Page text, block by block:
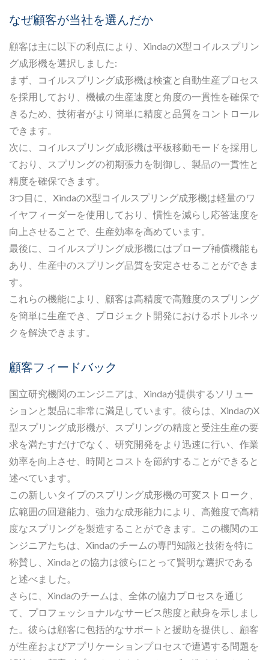
なぜ顧客が当社を選んだか
顧客は主に以下の利点により、XindaのX型コイルスプリン
グ成形機を選択しました:
まず、コイルスプリング成形機は検査と自動生産プロセス
を採用しており、機械の生産速度と角度の一貫性を確保で
きるため、技術者がより簡単に精度と品質をコントロール
できます。
次に、コイルスプリング成形機は平板移動モードを採用し
ており、スプリングの初期張力を制御し、製品の一貫性と
精度を確保できます。
3つ目に、XindaのX型コイルスプリング成形機は軽量のワ
イヤフィーダーを使用しており、慣性を減らし応答速度を
向上させることで、生産効率を高めています。
最後に、コイルスプリング成形機にはプローブ補償機能も
あり、生産中のスプリング品質を安定させることができま
す。
これらの機能により、顧客は高精度で高難度のスプリング
を簡単に生産でき、プロジェクト開発におけるボトルネッ
クを解決できます。
顧客フィードバック
国立研究機関のエンジニアは、Xindaが提供するソリュー
ションと製品に非常に満足しています。彼らは、XindaのX
型スプリング成形機が、スプリングの精度と受注生産の要
求を満たすだけでなく、研究開発をより迅速に行い、作業
効率を向上させ、時間とコストを節約することができると
述べています。
この新しいタイプのスプリング成形機の可変ストローク、
広範囲の回避能力、強力な成形能力により、高難度で高精
度なスプリングを製造することができます。この機関のエ
ンジニアたちは、Xindaのチームの専門知識と技術を特に
称賛し、Xindaとの協力は彼らにとって賢明な選択である
と述べました。
さらに、Xindaのチームは、全体の協力プロセスを通じ
て、プロフェッショナルなサービス態度と献身を示しまし
た。彼らは顧客に包括的なサポートと援助を提供し、顧客
が生産およびアプリケーションプロセスで遭遇する問題を